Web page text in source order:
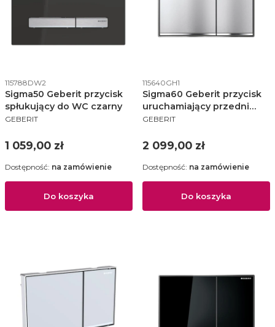
Kod produktu
115788DW2
Sigma50 Geberit przycisk
spłukujący do WC czarny
PRODUCENT
GEBERIT
Cena
1 059,00 zł
Do koszyka
Dostępność: na zamówienie
Kod produktu
115640GH1
Sigma60 Geberit przycisk
uruchamiający przedni
chrom szczotkowany -
PRODUCENT
GEBERIT
Cena
2 099,00 zł
Do koszyka
Dostępność: na zamówienie